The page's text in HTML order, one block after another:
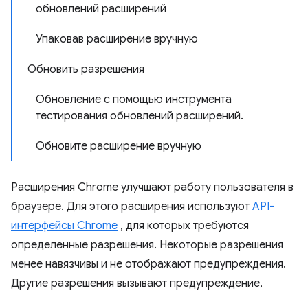
обновлений расширений
Упаковав расширение вручную
Обновить разрешения
Обновление с помощью инструмента
тестирования обновлений расширений.
Обновите расширение вручную
Расширения Chrome улучшают работу пользователя в
браузере. Для этого расширения используют API-
интерфейсы Chrome , для которых требуются
определенные разрешения. Некоторые разрешения
менее навязчивы и не отображают предупреждения.
Другие разрешения вызывают предупреждение,